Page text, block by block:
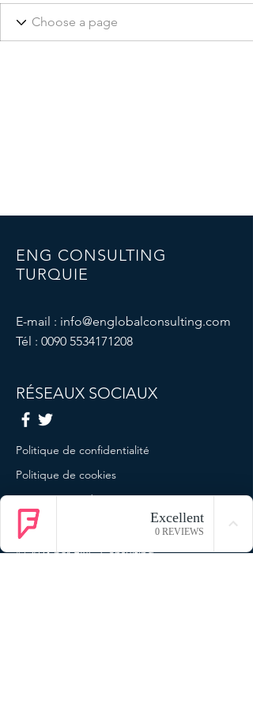
ENG CONSULTING
TURQUIE
E-mail : info@englobalconsulting.com
Tél : 0090 5534171208
RÉSEAUX SOCIAUX
Politique de confidentialité
Politique de cookies
Termes et conditions
Mentions légales
© 2023 par ENG Consulting